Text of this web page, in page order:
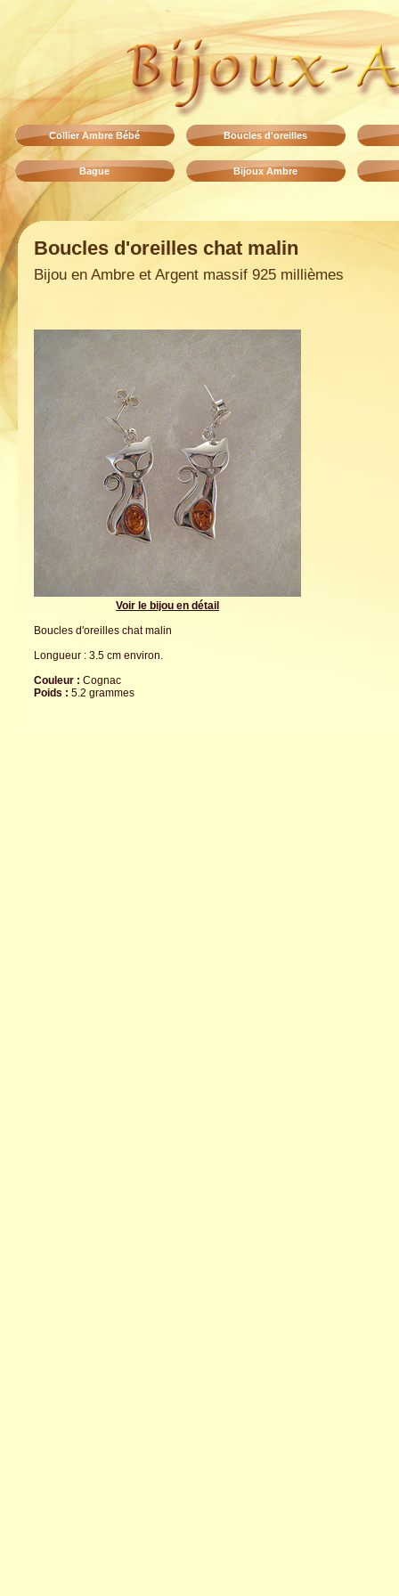
Collier Ambre Bébé Boucles d'oreilles
Bague Bijoux Ambre
Boucles d'oreilles chat malin
Bijou en Ambre et Argent massif 925 millièmes
Voir le bijou en détail
Boucles d'oreilles chat malin
Longueur : 3.5 cm environ.
Couleur : Cognac
Poids : 5.2 grammes